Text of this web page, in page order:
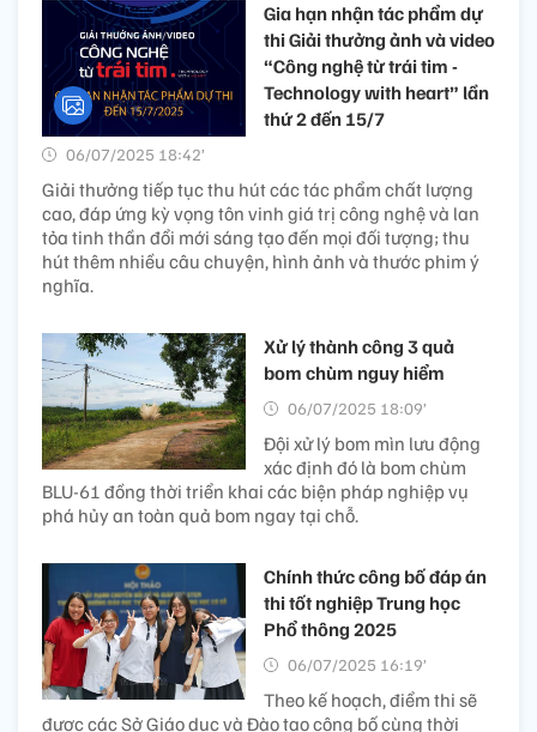
Gia hạn nhận tác phẩm dự
thi Giải thưởng ảnh và video
“Công nghệ từ trái tim -
Technology with heart” lần
thứ 2 đến 15/7
06/07/2025 18:42’
Giải thưởng tiếp tục thu hút các tác phẩm chất lượng
cao, đáp ứng kỳ vọng tôn vinh giá trị công nghệ và lan
tỏa tinh thần đổi mới sáng tạo đến mọi đối tượng; thu
hút thêm nhiều câu chuyện, hình ảnh và thước phim ý
nghĩa.
Xử lý thành công 3 quả
bom chùm nguy hiểm
06/07/2025 18:09’
Đội xử lý bom mìn lưu động
xác định đó là bom chùm
BLU-61 đồng thời triển khai các biện pháp nghiệp vụ
phá hủy an toàn quả bom ngay tại chỗ.
Chính thức công bố đáp án
thi tốt nghiệp Trung học
Phổ thông 2025
06/07/2025 16:19’
Theo kế hoạch, điểm thi sẽ
được các Sở Giáo dục và Đào tạo công bố cùng thời